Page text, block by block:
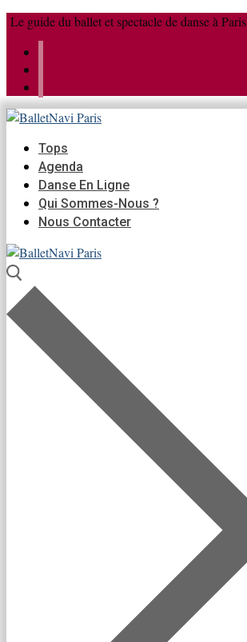
Aller
contenu
Menu
Fermer
Le guide du ballet et spectacle de danse à Paris
Tops
Agenda
Danse En Ligne
Qui Sommes-Nous ?
Nous Contacter